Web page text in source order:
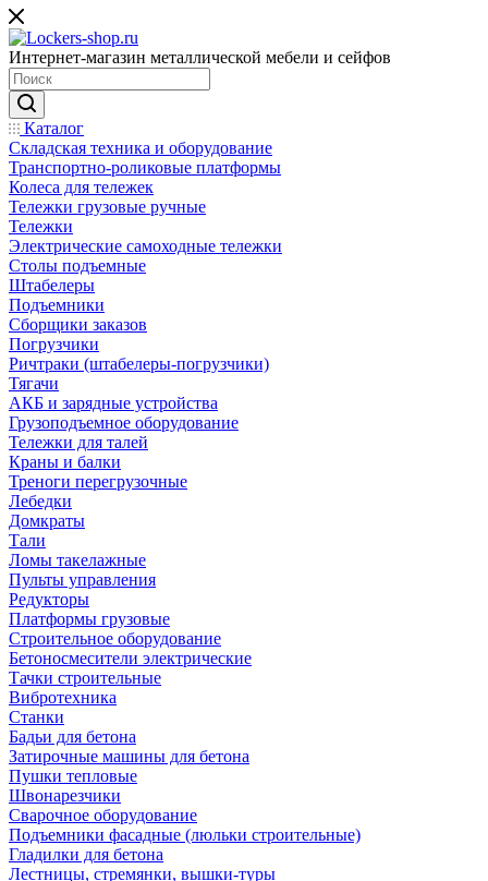
Интернет-магазин металлической мебели и сейфов
Каталог
Складская техника и оборудование
Транспортно-роликовые платформы
Колеса для тележек
Тележки грузовые ручные
Тележки
Электрические самоходные тележки
Столы подъемные
Штабелеры
Подъемники
Сборщики заказов
Погрузчики
Ричтраки (штабелеры-погрузчики)
Тягачи
АКБ и зарядные устройства
Грузоподъемное оборудование
Тележки для талей
Краны и балки
Треноги перегрузочные
Лебедки
Домкраты
Тали
Ломы такелажные
Пульты управления
Редукторы
Платформы грузовые
Строительное оборудование
Бетоносмесители электрические
Тачки строительные
Вибротехника
Станки
Бадьи для бетона
Затирочные машины для бетона
Пушки тепловые
Швонарезчики
Сварочное оборудование
Подъемники фасадные (люльки строительные)
Гладилки для бетона
Лестницы, стремянки, вышки-туры